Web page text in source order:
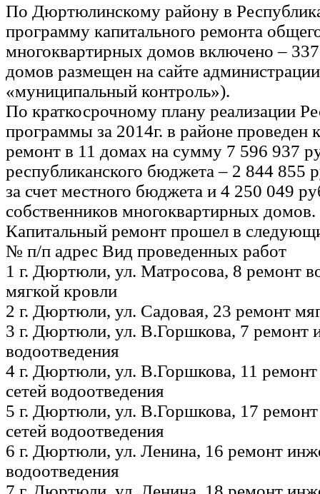
По Дюртюлинскому району в
программу капитального ремонта
многоквартирных домов включено –
домов размещен на сайте
«муниципальный контроль»).
По краткосрочному плану реализации
программы за 2014г. в районе проведен
ремонт в 11 домах на сумму 7 596 937
республиканского бюджета – 2 844 855
за счет местного бюджета и 4 250 049
собственников многоквартирных домов.
Капитальный ремонт прошел в
№ п/п адрес Вид проведенных работ
1 г. Дюртюли, ул. Матросова, 8 ремонт
мягкой кровли
2 г. Дюртюли, ул. Садовая, 23 ремонт
3 г. Дюртюли, ул. В.Горшкова, 7 ремонт
водоотведения
4 г. Дюртюли, ул. В.Горшкова, 11
сетей водоотведения
5 г. Дюртюли, ул. В.Горшкова, 17
сетей водоотведения
6 г. Дюртюли, ул. Ленина, 16 ремонт
водоотведения